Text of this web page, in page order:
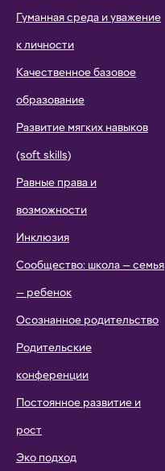
Гуманная среда и уважение
к личности
Качественное базовое
образование
Развитие мягких навыков
(soft skills)
Равные права и
возможности
Инклюзия
Сообщество: школа — семья
— ребенок
Осознанное родительство
Родительские
конференции
Постоянное развитие и
рост
Эко подход